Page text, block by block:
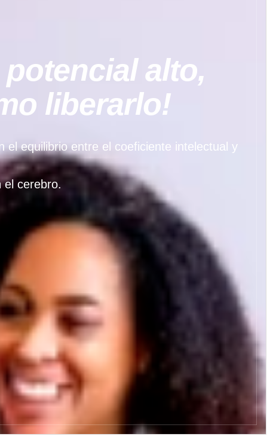
alto,
liberarlo!
el equilibrio entre el coeficiente intelectual y
el cerebro.